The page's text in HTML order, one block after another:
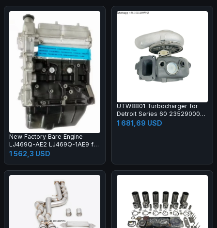
New Factory Bare Engine
LJ469Q-AE2 LJ469Q-1AE9 for
Ex80 M70 Jiatu T3 Midi Engine
Long Block LJ469Q
1 562,3 USD
UTW8801 Turbocharger for
Detroit Series 60 23529000
721270
1 681,69 USD